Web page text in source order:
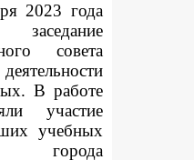
2023 года
совета
В работе
участие
учебных
города